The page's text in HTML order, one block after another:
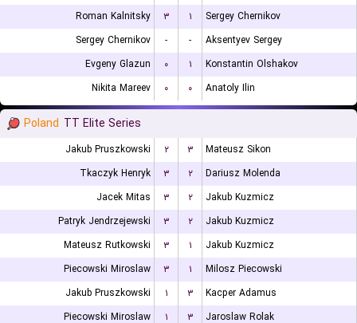
Roman Kalnitsky
۳ ۱
Sergey Chernikov
Sergey Chernikov
- -
Aksentyev Sergey
Evgeny Glazun
۰ ۱
Konstantin Olshakov
Nikita Mareev
۰ ۰ Anatoly Ilin
Poland TT Elite Series
Jakub Pruszkowski ۲ ۳
Mateusz Sikon
Tkaczyk Henryk
۳ ۲
Dariusz Molenda
Jacek Mitas
۳ ۲
Jakub Kuzmicz
Patryk Jendrzejewski
۳ ۲
Jakub Kuzmicz
Mateusz Rutkowski
۳ ۱
Jakub Kuzmicz
Piecowski Miroslaw
۳ ۱
Milosz Piecowski
Jakub Pruszkowski
۱ ۳
Kacper Adamus
Piecowski Miroslaw
۱ ۳
Jaroslaw Rolak